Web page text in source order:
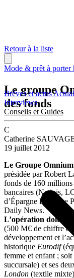
Brèves et actus
Interviews
Conseils et Guides
Retour à la liste
Mode & prêt à porter
Le groupe
des fonds
C
Catherine
19 juillet 2012
Le Groupe
présidée par Robert
fonds de 160 millions
bancaires (Natixis,
d’Épargne Bretagne
Daily News.
L’opération doit
(500 M€ de chiffre
développement et
historique Eurodif
femme et enfant ;
succursale) et ses
London (textile